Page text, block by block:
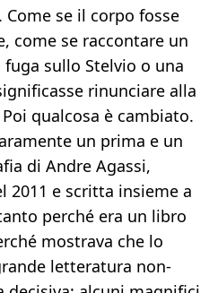
se il corpo fosse
come se raccontare un
sullo Stelvio o una
rinunciare alla
qualcosa è cambiato.
un prima e un
di Andre Agassi,
2011 e scritta insieme a
perché era un libro
mostrava che lo
letteratura non-